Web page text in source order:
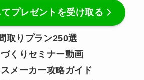
プレゼントを受け取る
取りプラン250選
づくりセミナー動画
メーカー攻略ガイド